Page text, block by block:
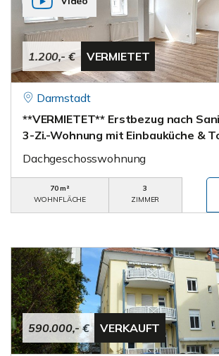
1.200,- € VERMIETET
Darmstadt
**VERMIETET** Erstbezug nach
3-Zi.-Wohnung mit Einbauküche &
Dachgeschosswohnung
70 m²
WOHNFLÄCHE
3
ZIMMER
590.000,- € VERKAUFT